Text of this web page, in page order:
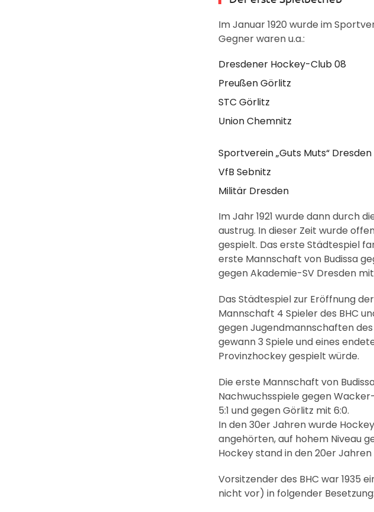
Im Januar 1920 wurde im
Gegner waren u.a.:
Dresdener Hockey-Club 08
Preußen Görlitz
STC Görlitz
Union Chemnitz
Sportverein „Guts Muts“ Dresden
VfB Sebnitz
Militär Dresden
Im Jahr 1921 wurde dann durch
austrug. In dieser Zeit wurde
gespielt. Das erste Städtespiel
erste Mannschaft von Budissa
gegen Akademie-SV Dresden mit
Das Städtespiel zur Eröffnung
Mannschaft 4 Spieler des BHC
gegen Jugendmannschaften
gewann 3 Spiele und eines
Provinzhockey gespielt würde.
Die erste Mannschaft von
Nachwuchsspiele gegen
5:1 und gegen Görlitz mit 6:0.
In den 30er Jahren wurde
angehörten, auf hohem Niveau
Hockey stand in den 20er
Vorsitzender des BHC war 1935
nicht vor) in folgender